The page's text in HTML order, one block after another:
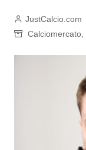
JustCalcio.com
Calciomercato,